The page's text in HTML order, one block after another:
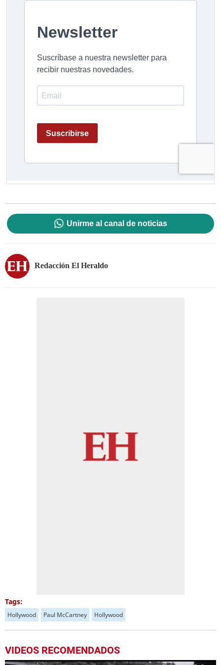
Unirme al canal de noticias
Redacción El Heraldo
Tags:
Hollywood Paul McCartney Hollywood
VIDEOS RECOMENDADOS